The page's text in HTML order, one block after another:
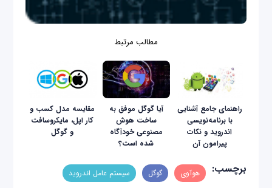
مطالب مرتبط
راهنمای جامع آشنایی
با برنامه‌نویسی
اندروید و نکات
پیرامون آن
آیا گوگل موفق به
ساخت هوش
مصنوعی خودآگاه
شده است؟
مقایسه مدل کسب و
کار اپل، مایکروسافت
و گوگل
برچسب: هوآوی گوگل سیستم عامل اندروید